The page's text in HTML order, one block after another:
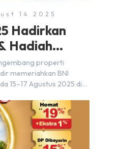
14 2025
Hadirkan
Hadiah
properti
memeriahkan BNI
15–17 Agustus 2025 di
Partisipasi ini menjadi
dalam memberikan
bagi para pencari